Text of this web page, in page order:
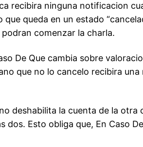
recibira ninguna notificacion
queda en un estado
comenzar la charla.
De Que cambia sobre
que no lo cancelo recibira
deshabilita la cuenta de la otra
Esto obliga que, En Caso